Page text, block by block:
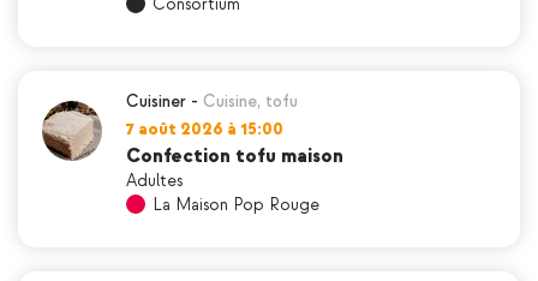
Consortium
Cuisiner - Cuisine, tofu
7 août 2026 à 15:00
Confection tofu maison
Adultes
La Maison Pop Rouge